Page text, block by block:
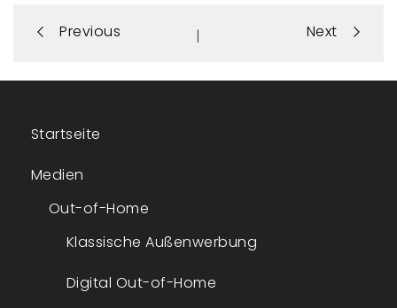
Portfolio
navigation
Previous | Next
Startseite
Medien
Out-of-Home
Klassische Außenwerbung
Digital Out-of-Home